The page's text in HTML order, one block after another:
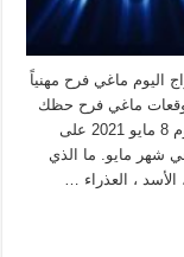
توقعات الأبراج السبت 8/05/2021 أبراج اليوم ماغي فرح مهنياً
وصحياً, برجك اليوم السبت 8 مايو 2021 توقعات ماغي فرح حظك
اليوم 8-5-2021 الأبراج اليومية ابراج ماغي فرح اليوم 8 مايو 2021 على
شهر مايو. ما الذي
الأسد ، العذراء …